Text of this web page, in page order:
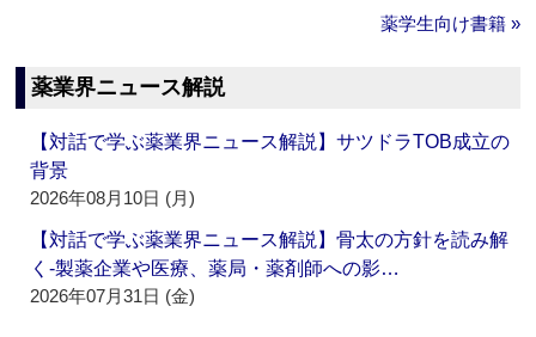
薬学生向け書籍 »
薬業界ニュース解説
【対話で学ぶ薬業界ニュース解説】サツドラTOB成立の
背景
2026年08月10日 (月)
【対話で学ぶ薬業界ニュース解説】骨太の方針を読み解
く‐製薬企業や医療、薬局・薬剤師への影…
2026年07月31日 (金)